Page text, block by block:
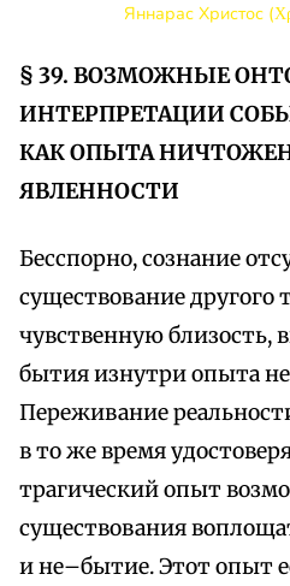
Яннарас Христос
§ 39. ВОЗМОЖНЫЕ
ИНТЕРПРЕТАЦИИ
КАК ОПЫТА
ЯВЛЕННОСТИ
Бесспорно, сознание
существование
чувственную близость,
бытия изнутри опыта
Переживание
в то же время
трагический опыт
существования
и не–бытие. Этот опыт